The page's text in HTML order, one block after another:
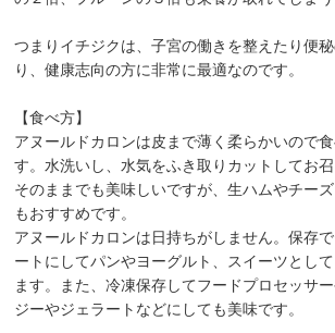
つまりイチジクは、子宮の働きを整えたり便
り、健康志向の方に非常に最適なのです。
【食べ方】
アヌールドカロンは皮まで薄く柔らかいので
す。水洗いし、水気をふき取りカットしてお召
そのままでも美味しいですが、生ハムやチー
もおすすめです。
アヌールドカロンは日持ちがしません。保存
ートにしてパンやヨーグルト、スイーツとし
ます。また、冷凍保存してフードプロセッサ
ジーやジェラートなどにしても美味です。